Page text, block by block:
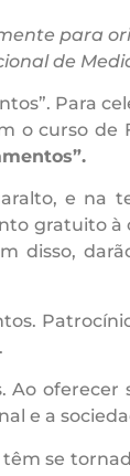
para
de
Para
o curso
e na
gratuito
disso,
e a
têm se